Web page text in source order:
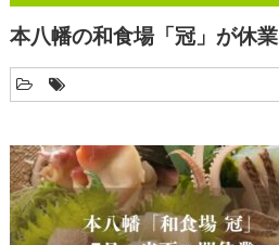
本八幡の和食場「冠」が休業